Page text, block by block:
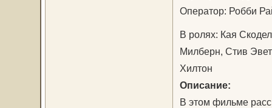
Оператор: Робби
В ролях: Кая
Милберн, Стив
Хилтон
Описание:
В этом фильме